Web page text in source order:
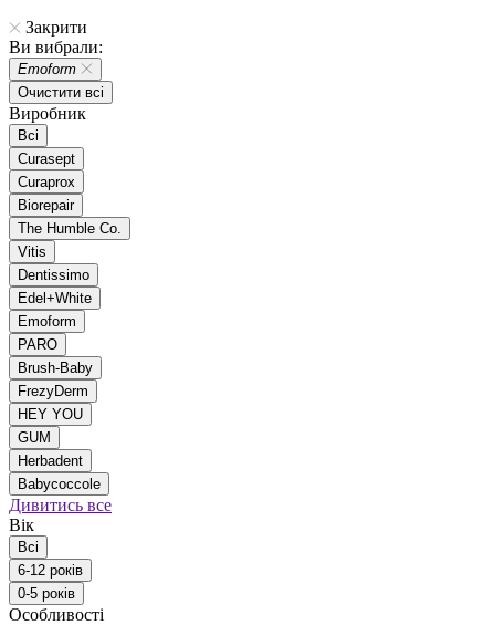
Закрити
Ви вибрали:
Emoform
Очистити всі
Виробник
Всі
Curasept
Curaprox
Biorepair
The Humble Co.
Vitis
Dentissimo
Edel+White
Emoform
PARO
Brush-Baby
FrezyDerm
HEY YOU
GUM
Herbadent
Babycoccole
Дивитись все
Вік
Всі
6-12 років
0-5 років
Особливості